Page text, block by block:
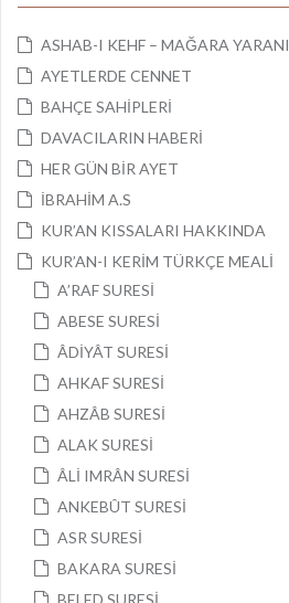
ASHAB-I KEHF – MAĞARA YARANI
AYETLERDE CENNET
BAHÇE SAHİPLERİ
DAVACILARIN HABERİ
HER GÜN BİR AYET
İBRAHİM A.S
KUR’AN KISSALARI HAKKINDA
KUR’AN-I KERİM TÜRKÇE MEALİ
A’RAF SURESİ
ABESE SURESİ
ÂDİYÂT SURESİ
AHKAF SURESİ
AHZÂB SURESİ
ALAK SURESİ
ÂLİ IMRÂN SURESİ
ANKEBÛT SURESİ
ASR SURESİ
BAKARA SURESİ
BELED SURESİ